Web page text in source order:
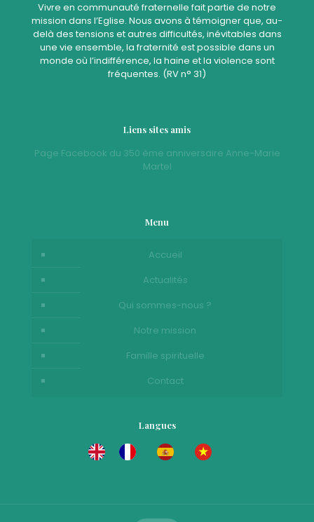
Vivre en communauté fraternelle fait partie de notre
mission dans l’Eglise. Nous avons à témoigner que, au-
delà des tensions et autres difficultés, inévitables dans
une vie ensemble, la fraternité est possible dans un
monde où l’indifférence, la haine et la violence sont
fréquentes. (RV n° 31)
Liens sites amis
Page Facebook du 350 ème anniversaire Anne-Marie
Martel
Menu
Accueil
Actualités
Qui sommes-nous ?
Notre mission
Famille spirituelle
Contact
Langues